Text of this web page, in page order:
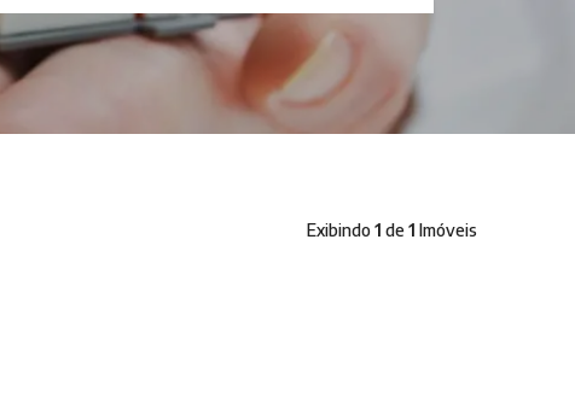
Exibindo 1 de1 Imóveis